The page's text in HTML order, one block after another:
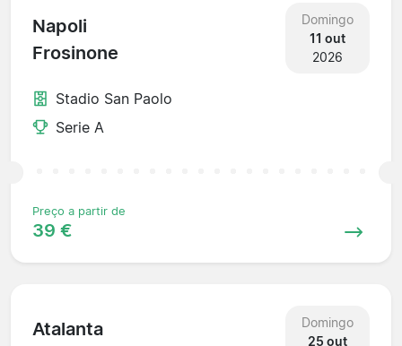
Napoli
Frosinone
Domingo
11 out
2026
Stadio San Paolo
Serie A
Preço a partir de
39 €
Atalanta
Domingo
25 out